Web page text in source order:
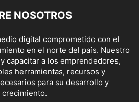
NOSOTROS
digital comprometido con el
en el norte del país. Nuestro
capacitar a los emprendedores,
herramientas, recursos y
para su desarrollo y
crecimiento.